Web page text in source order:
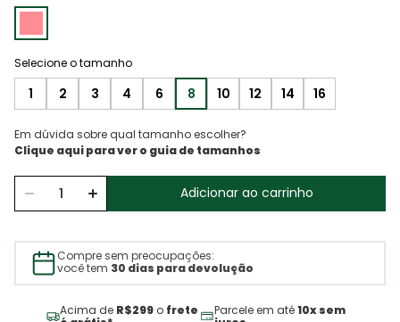
1 2 3 4 6 8 10 12 14 16
Em dúvida sobre qual tamanho escolher?
Adicionar ao carrinho
Compre sem preocupações:
você tem 30 dias para devolução
Acima de R$299 o frete
Parcele em até10x sem